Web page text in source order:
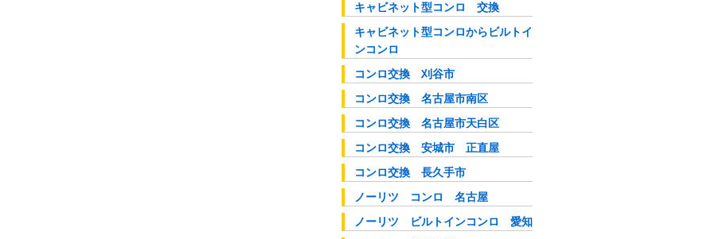
キャビネット型コンロ 交換
キャビネット型コンロからビルトイ
ンコンロ
コンロ交換 刈谷市
コンロ交換 名古屋市南区
コンロ交換 名古屋市天白区
コンロ交換 安城市 正直屋
コンロ交換 長久手市
ノーリツ コンロ 名古屋
ノーリツ ビルトインコンロ 愛知